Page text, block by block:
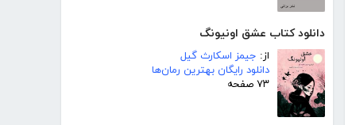
دانلود کتاب عشق اونیونگ
از: جیمز اسکارث گیل
دانلود رایگان بهترین رمان‌ها
۷۳ صفحه